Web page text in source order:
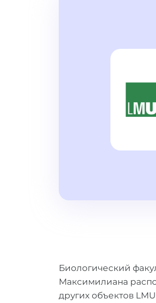
Биологический
Максимилиана
других объектов